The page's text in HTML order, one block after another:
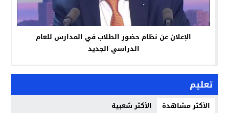
الإعلان عن نظام حضور الطلاب في المدارس للعام
الدراسي الجديد
تعليم
الأكثر مشاهدة الأكثر شعبية